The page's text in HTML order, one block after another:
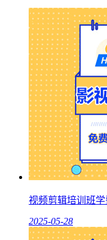
视频剪辑培训班学
2025-05-28